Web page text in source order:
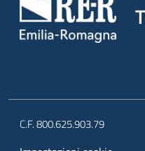
C.F. 800.625.903.79